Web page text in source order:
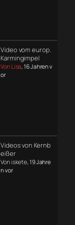
Video vom europ.
Karmingimpel
Von Lisa, 16 Jahren v
or
Videos von Kernb
eißer
Von iskete, 19 Jahre
n vor